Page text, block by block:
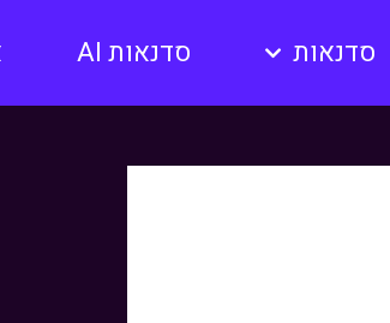
סדנאות סדנאות AI